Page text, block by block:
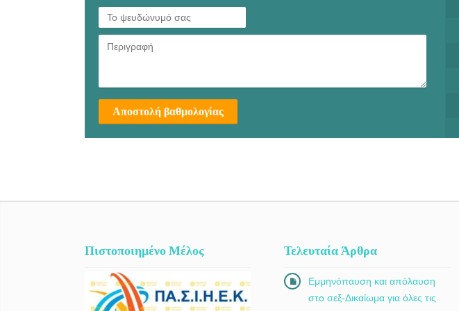
Αποστολή βαθμολογίας
Πιστοποιημένο Μέλος Τελευταία Άρθρα
Εμμηνόπαυση και απόλαυση
στο σεξ-Δικαίωμα για όλες τις